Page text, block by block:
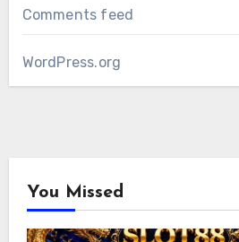
Comments feed
WordPress.org
You Missed